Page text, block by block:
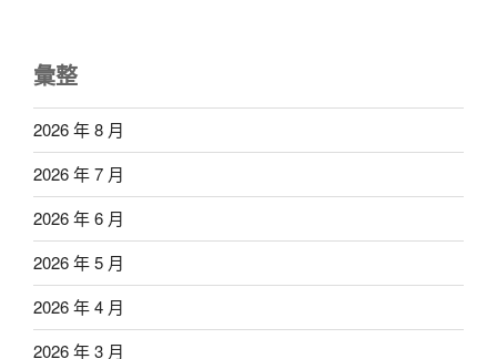
彙整
2026 年 8 月
2026 年 7 月
2026 年 6 月
2026 年 5 月
2026 年 4 月
2026 年 3 月